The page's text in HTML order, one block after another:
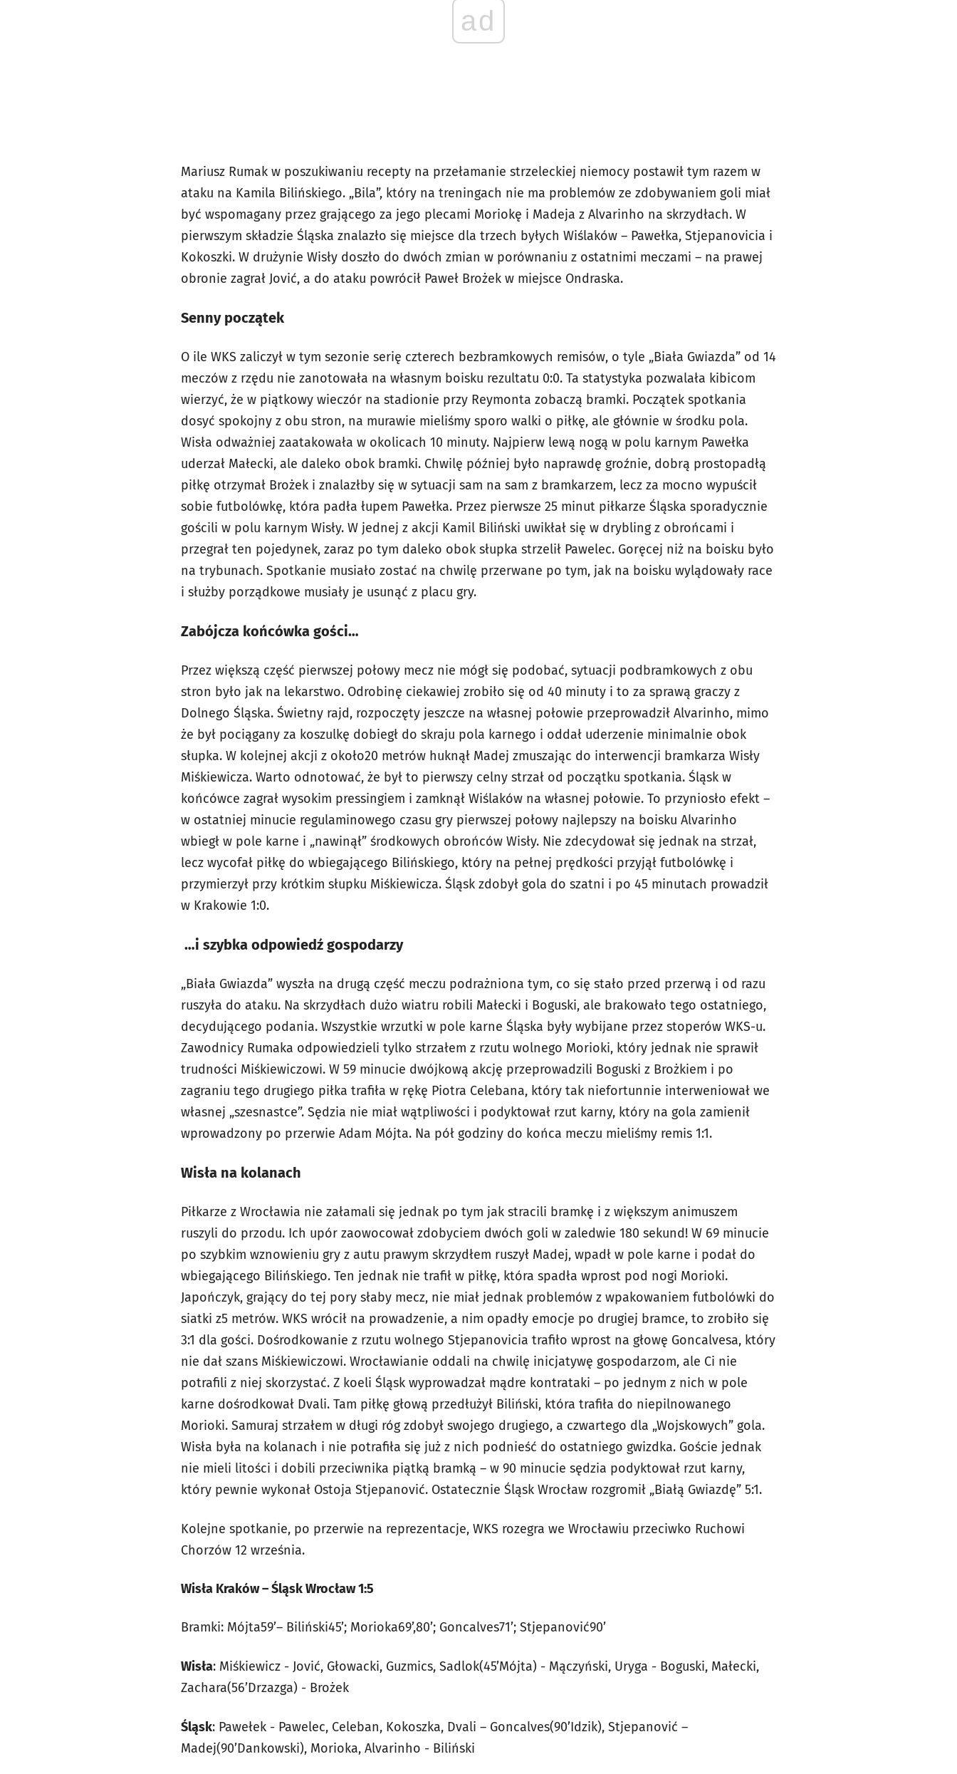
ad
Mariusz Rumak w poszukiwaniu recepty na przełamanie strzeleckiej niemocy postawił tym razem w
ataku na Kamila Bilińskiego. „Bila”, który na treningach nie ma problemów ze zdobywaniem goli miał
być wspomagany przez grającego za jego plecami Moriokę i Madeja z Alvarinho na skrzydłach. W
pierwszym składzie Śląska znalazło się miejsce dla trzech byłych Wiślaków – Pawełka, Stjepanovicia i
Kokoszki. W drużynie Wisły doszło do dwóch zmian w porównaniu z ostatnimi meczami – na prawej
obronie zagrał Jović, a do ataku powrócił Paweł Brożek w miejsce Ondraska.
Senny początek
O ile WKS zaliczył w tym sezonie serię czterech bezbramkowych remisów, o tyle „Biała Gwiazda” od 14
meczów z rzędu nie zanotowała na własnym boisku rezultatu 0:0. Ta statystyka pozwalała kibicom
wierzyć, że w piątkowy wieczór na stadionie przy Reymonta zobaczą bramki. Początek spotkania
dosyć spokojny z obu stron, na murawie mieliśmy sporo walki o piłkę, ale głównie w środku pola.
Wisła odważniej zaatakowała w okolicach 10 minuty. Najpierw lewą nogą w polu karnym Pawełka
uderzał Małecki, ale daleko obok bramki. Chwilę później było naprawdę groźnie, dobrą prostopadłą
piłkę otrzymał Brożek i znalazłby się w sytuacji sam na sam z bramkarzem, lecz za mocno wypuścił
sobie futbolówkę, która padła łupem Pawełka. Przez pierwsze 25 minut piłkarze Śląska sporadycznie
gościli w polu karnym Wisły. W jednej z akcji Kamil Biliński uwikłał się w drybling z obrońcami i
przegrał ten pojedynek, zaraz po tym daleko obok słupka strzelił Pawelec. Goręcej niż na boisku było
na trybunach. Spotkanie musiało zostać na chwilę przerwane po tym, jak na boisku wylądowały race
i służby porządkowe musiały je usunąć z placu gry.
Zabójcza końcówka gości…
Przez większą część pierwszej połowy mecz nie mógł się podobać, sytuacji podbramkowych z obu
stron było jak na lekarstwo. Odrobinę ciekawiej zrobiło się od 40 minuty i to za sprawą graczy z
Dolnego Śląska. Świetny rajd, rozpoczęty jeszcze na własnej połowie przeprowadził Alvarinho, mimo
że był pociągany za koszulkę dobiegł do skraju pola karnego i oddał uderzenie minimalnie obok
słupka. W kolejnej akcji z około20 metrów huknął Madej zmuszając do interwencji bramkarza Wisły
Miśkiewicza. Warto odnotować, że był to pierwszy celny strzał od początku spotkania. Śląsk w
końcówce zagrał wysokim pressingiem i zamknął Wiślaków na własnej połowie. To przyniosło efekt –
w ostatniej minucie regulaminowego czasu gry pierwszej połowy najlepszy na boisku Alvarinho
wbiegł w pole karne i „nawinął” środkowych obrońców Wisły. Nie zdecydował się jednak na strzał,
lecz wycofał piłkę do wbiegającego Bilińskiego, który na pełnej prędkości przyjął futbolówkę i
przymierzył przy krótkim słupku Miśkiewicza. Śląsk zdobył gola do szatni i po 45 minutach prowadził
w Krakowie 1:0.
…i szybka odpowiedź gospodarzy
„Biała Gwiazda” wyszła na drugą część meczu podrażniona tym, co się stało przed przerwą i od razu
ruszyła do ataku. Na skrzydłach dużo wiatru robili Małecki i Boguski, ale brakowało tego ostatniego,
decydującego podania. Wszystkie wrzutki w pole karne Śląska były wybijane przez stoperów WKS-u.
Zawodnicy Rumaka odpowiedzieli tylko strzałem z rzutu wolnego Morioki, który jednak nie sprawił
trudności Miśkiewiczowi. W 59 minucie dwójkową akcję przeprowadzili Boguski z Brożkiem i po
zagraniu tego drugiego piłka trafiła w rękę Piotra Celebana, który tak niefortunnie interweniował we
własnej „szesnastce”. Sędzia nie miał wątpliwości i podyktował rzut karny, który na gola zamienił
wprowadzony po przerwie Adam Mójta. Na pół godziny do końca meczu mieliśmy remis 1:1.
Wisła na kolanach
Piłkarze z Wrocławia nie załamali się jednak po tym jak stracili bramkę i z większym animuszem
ruszyli do przodu. Ich upór zaowocował zdobyciem dwóch goli w zaledwie 180 sekund! W 69 minucie
po szybkim wznowieniu gry z autu prawym skrzydłem ruszył Madej, wpadł w pole karne i podał do
wbiegającego Bilińskiego. Ten jednak nie trafił w piłkę, która spadła wprost pod nogi Morioki.
Japończyk, grający do tej pory słaby mecz, nie miał jednak problemów z wpakowaniem futbolówki do
siatki z5 metrów. WKS wrócił na prowadzenie, a nim opadły emocje po drugiej bramce, to zrobiło się
3:1 dla gości. Dośrodkowanie z rzutu wolnego Stjepanovicia trafiło wprost na głowę Goncalvesa, który
nie dał szans Miśkiewiczowi. Wrocławianie oddali na chwilę inicjatywę gospodarzom, ale Ci nie
potrafili z niej skorzystać. Z koeli Śląsk wyprowadzał mądre kontrataki – po jednym z nich w pole
karne dośrodkował Dvali. Tam piłkę głową przedłużył Biliński, która trafiła do niepilnowanego
Morioki. Samuraj strzałem w długi róg zdobył swojego drugiego, a czwartego dla „Wojskowych” gola.
Wisła była na kolanach i nie potrafiła się już z nich podnieść do ostatniego gwizdka. Goście jednak
nie mieli litości i dobili przeciwnika piątką bramką – w 90 minucie sędzia podyktował rzut karny,
który pewnie wykonał Ostoja Stjepanović. Ostatecznie Śląsk Wrocław rozgromił „Białą Gwiazdę” 5:1.
Kolejne spotkanie, po przerwie na reprezentacje, WKS rozegra we Wrocławiu przeciwko Ruchowi
Chorzów 12 września.
Wisła Kraków – Śląsk Wrocław 1:5
Bramki: Mójta59’– Biliński45’; Morioka69’,80’; Goncalves71’; Stjepanović90’
Wisła: Miśkiewicz - Jović, Głowacki, Guzmics, Sadlok(45’Mójta) - Mączyński, Uryga - Boguski, Małecki,
Zachara(56’Drzazga) - Brożek
Śląsk: Pawełek - Pawelec, Celeban, Kokoszka, Dvali – Goncalves(90’Idzik), Stjepanović –
Madej(90’Dankowski), Morioka, Alvarinho - Biliński